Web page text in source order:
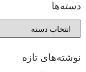
دسته‌ها
نوشته‌های تازه